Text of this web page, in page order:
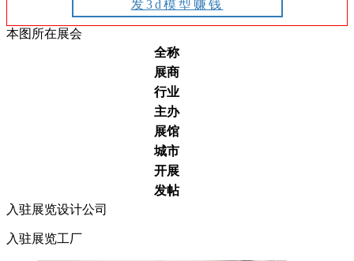
发3d模型赚钱
本图所在展会
全称
展商
行业
主办
展馆
城市
开展
发帖
入驻展览设计公司
入驻展览工厂